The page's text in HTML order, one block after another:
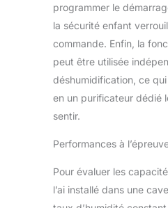
programmer le
la sécurité enfant
commande. Enfin, la
peut être utilisée
déshumidification, ce
en un purificateur dédié
sentir.
Performances à
Pour évaluer les
l’ai installé dans une